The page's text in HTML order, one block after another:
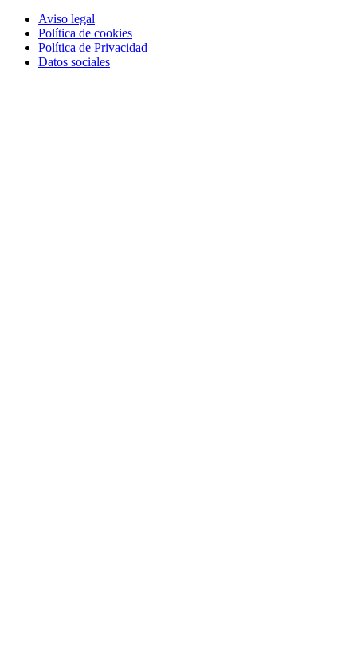
Aviso legal
Política de cookies
Política de Privacidad
Datos sociales